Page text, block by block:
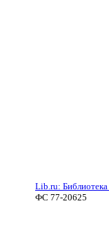
Lib.ru:
ФС 77-20625